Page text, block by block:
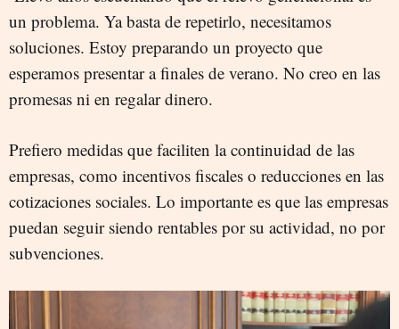
un problema. Ya basta de repetirlo, necesitamos
soluciones. Estoy preparando un proyecto que
esperamos presentar a finales de verano. No creo en las
promesas ni en regalar dinero.
Prefiero medidas que faciliten la continuidad de las
empresas, como incentivos fiscales o reducciones en las
cotizaciones sociales. Lo importante es que las empresas
puedan seguir siendo rentables por su actividad, no por
subvenciones.